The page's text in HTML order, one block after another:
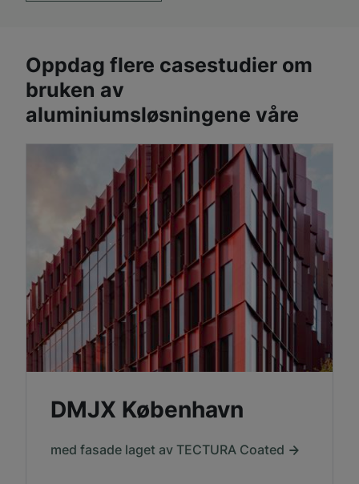
Oppdag flere casestudier om
bruken av
aluminiumsløsningene våre
DMJX København
med fasade laget av TECTURA Coated